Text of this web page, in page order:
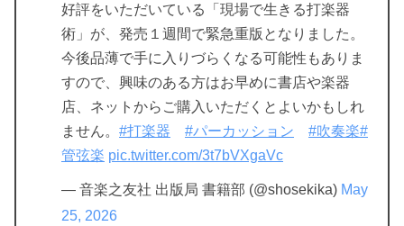
好評をいただいている「現場で生きる打楽器
術」が、発売１週間で緊急重版となりました。
今後品薄で手に入りづらくなる可能性もありま
すので、興味のある方はお早めに書店や楽器
店、ネットからご購入いただくとよいかもしれ
ません。 #打楽器 #パーカッション #吹奏楽#
管弦楽 pic.twitter.com/3t7bVXgaVc
— 音楽之友社 出版局 書籍部 (@shosekika) May
25, 2026